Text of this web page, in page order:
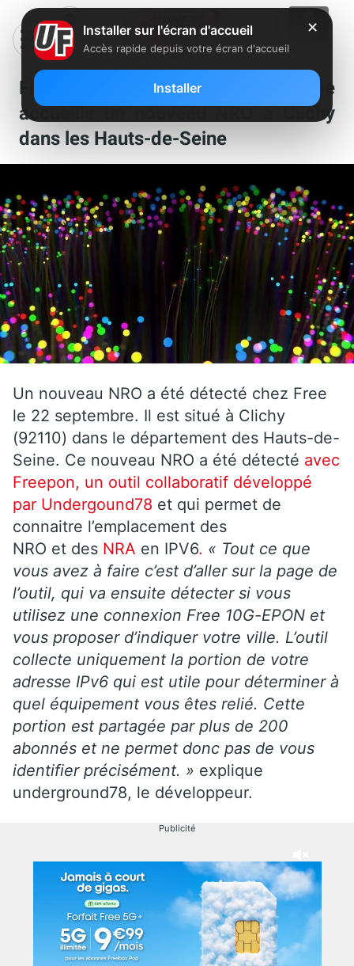
Fibre : le réseau FTTH de Free
accueille un nouveau NRO à Clichy
dans les Hauts-de-Seine
Un nouveau NRO a été détecté chez Free
le 22 septembre. Il est situé à Clichy
(92110) dans le département des Hauts-de-
Seine. Ce nouveau NRO a été détecté avec
Freepon, un outil collaboratif développé
par Undergound78 et qui permet de
connaitre l’emplacement des
NRO et des NRA en IPV6. « Tout ce que
vous avez à faire c’est d’aller sur la page de
l’outil, qui va ensuite détecter si vous
utilisez une connexion Free 10G-EPON et
vous proposer d’indiquer votre ville. L’outil
collecte uniquement la portion de votre
adresse IPv6 qui est utile pour déterminer à
quel équipement vous êtes relié. Cette
portion est partagée par plus de 200
abonnés et ne permet donc pas de vous
identifier précisément. » explique
underground78, le développeur.
Publicité
✕
Installer sur l'écran d'accueil
Accès rapide depuis votre écran d'accueil
Installer